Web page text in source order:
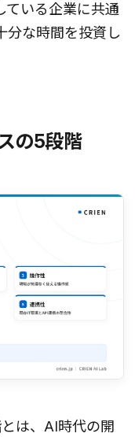
ている企業に共通
分な時間を投資し
の5段階
は、AI時代の開